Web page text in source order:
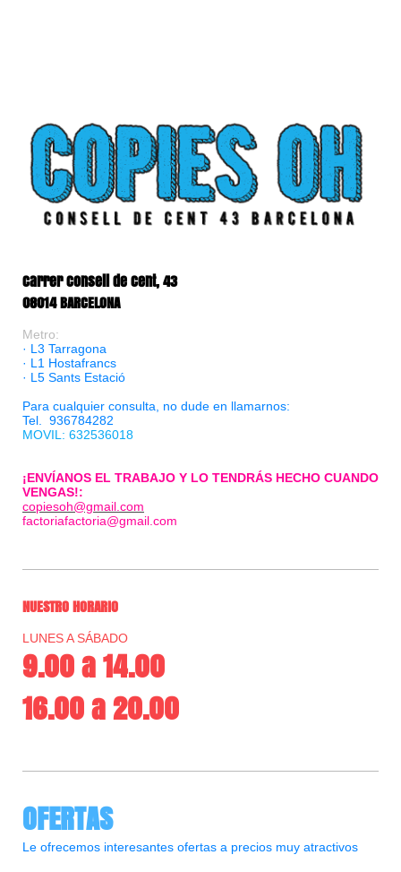
Carrer Consell de Cent, 43
08014 BARCELONA
Metro:
· L3 Tarragona
· L1 Hostafrancs
· L5 Sants Estació
Para cualquier consulta, no dude en llamarnos:
Tel. 936784282
MOVIL: 632536018
¡ENVÍANOS EL TRABAJO Y LO TENDRÁS HECHO CUANDO
VENGAS!:
copiesoh@gmail.com
factoriafactoria@gmail.com
NUESTRO HORARIO
LUNES A SÁBADO
9.00 a 14.00
16.00 a 20.00
OFERTAS
Le ofrecemos interesantes ofertas a precios muy atractivos